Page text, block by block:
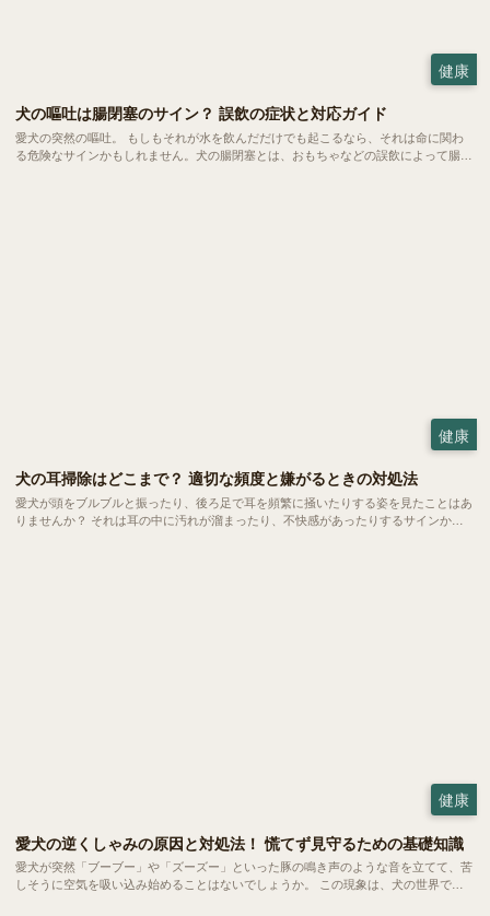
健康
犬の嘔吐は腸閉塞のサイン？ 誤飲の症状と対応ガイド
愛犬の突然の嘔吐。 もしもそれが水を飲んだだけでも起こるなら、それは命に関わ
る危険なサインかもしれません。犬の腸閉塞とは、おもちゃなどの誤飲によって腸が
健康
犬の耳掃除はどこまで？ 適切な頻度と嫌がるときの対処法
愛犬が頭をブルブルと振ったり、後ろ足で耳を頻繁に掻いたりする姿を見たことはあ
りませんか？ それは耳の中に汚れが溜まったり、不快感があったりするサインかも
健康
愛犬の逆くしゃみの原因と対処法！ 慌てず見守るための基礎知識
愛犬が突然「ブーブー」や「ズーズー」といった豚の鳴き声のような音を立てて、苦
しそうに空気を吸い込み始めることはないでしょうか。 この現象は、犬の世界では